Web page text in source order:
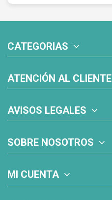
CATEGORIAS
ATENCIÓN AL CLIENTE
AVISOS LEGALES
SOBRE NOSOTROS
MI CUENTA